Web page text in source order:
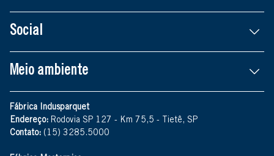
Social
Meio ambiente
Fábrica Indusparquet
Endereço: Rodovia SP 127 - Km 75,5 - Tietê, SP
Contato: (15) 3285.5000